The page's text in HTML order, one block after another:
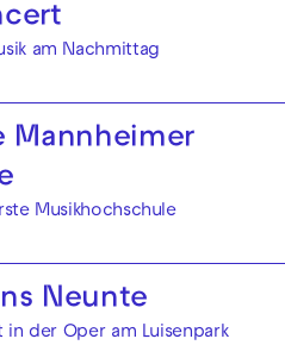
am Nachmittag
Mannheimer
Musikhochschule
Neunte
in der Oper am Luisenpark